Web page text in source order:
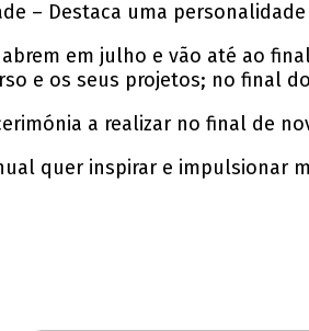
– Destaca uma
em julho e vão até ao
e os seus projetos; no final
a realizar no final de
quer inspirar e impulsionar